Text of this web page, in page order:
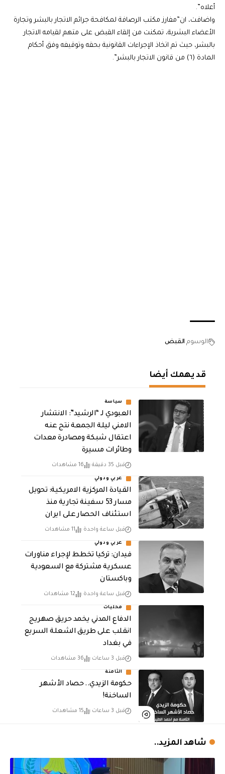
أعلاه”.
واضافت، ان”مفارز مكتب الرصافة لمكافحة جرائم الاتجار بالبشر وتجارة
الأعضاء البشرية، تمكنت من إلقاء القبض على متهم لقيامه الاتجار
بالبشر، حيث تم اتخاذ الإجراءات القانونية بحقه وتوقيفه وفق أحكام
المادة (٦) من قانون الاتجار بالبشر”.
الوسوم القبض
قد يهمك أيضا
سياسة
العبودي لـ “الرشيد”: الانتشار
الامني ليلة الجمعة نتج عنه
اعتقال شبكة ومصادرة معدات
وطائرات مسيرة
قبل 35 دقيقة 16 مشاهدات
عربي ودولي
القيادة المركزية الامريكية: تحويل
مسار 53 سفينة تجارية منذ
استئناف الحصار على ايران
قبل ساعة واحدة 11 مشاهدات
عربي ودولي
فيدان: تركيا تخطط لإجراء مناورات
عسكرية مشتركة مع السعودية
وباكستان
قبل ساعة واحدة 12 مشاهدات
محليات
الدفاع المدني يخمد حريق صهريج
انقلب على طريق الشعلة السريع
في بغداد
قبل 3 ساعات 36 مشاهدات
الثامنة
حكومة الزيدي.. حصاد الأشهر
الساخنة!
قبل 3 ساعات 15 مشاهدات
شاهد المزيد..